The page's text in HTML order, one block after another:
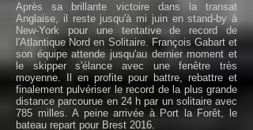
Après sa brillante victoire dans la transat
Anglaise, il reste jusqu'à mi juin en stand-by à
New-York pour une tentative de record de
l'Atlantique Nord en Solitaire. François Gabart et
son équipe attende jusqu'au dernier moment et
le skipper s'élance avec une fenêtre très
moyenne. Il en profite pour battre, rebattre et
finalement pulvériser le record de la plus grande
distance parcourue en 24 h par un solitaire avec
785 milles. A peine arrivée à Port la Forêt, le
bateau repart pour Brest 2016.